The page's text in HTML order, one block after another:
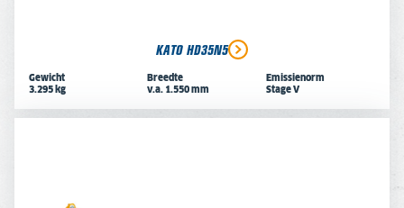
KATO HD35N5
Gewicht
3.295 kg
Breedte
v.a. 1.550 mm
Emissienorm
Stage V